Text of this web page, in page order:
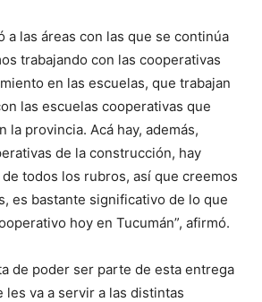
a las áreas con las que se continúa
trabajando con las cooperativas
en las escuelas, que trabajan
las escuelas cooperativas que
la provincia. Acá hay, además,
de la construcción, hay
todos los rubros, así que creemos
es bastante significativo de lo que
hoy en Tucumán”, afirmó.
de poder ser parte de esta entrega
les va a servir a las distintas